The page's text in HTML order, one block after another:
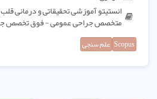
انستیتو آموزشی تحقیقاتی و درمانی
متخصص جراحی عمومی - فوق تخصص
Scopus علم سنجی